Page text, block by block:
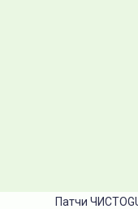
Патчи